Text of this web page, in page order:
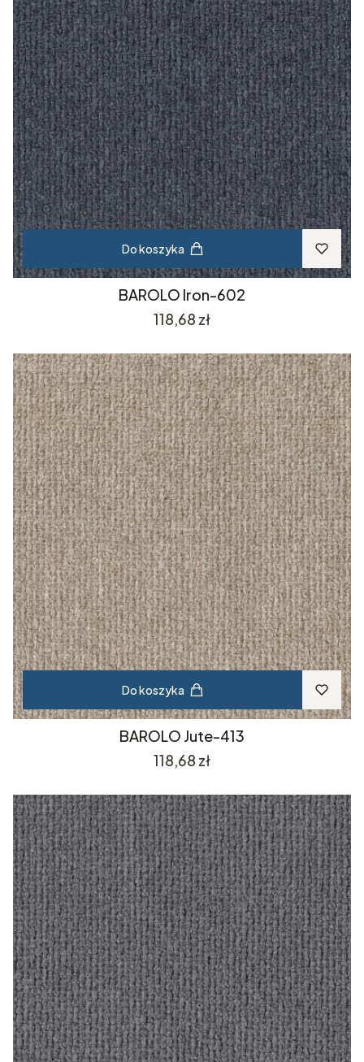
Do koszyka
BAROLO Iron-602
Cena
118,68 zł
Do koszyka
BAROLO Jute-413
Cena
118,68 zł